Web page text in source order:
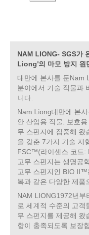
NAM LIONG- SGS가
Liong'의 마모 방지 원
대만에 본사를 둔Nam
분야에서 기술 직물과
니다.
Nam Liong대만에 본
안 산업용 직물, 보호
무 스펀지에 집중해 왔
을 갖춘 7가지 기술 지
FSC™(라이센스 코드:
고무 스펀지는 생명공
고무 스펀지인 BIO II™
복과 같은 다양한 제품
NAM LIONG1972년부
로 세계적 수준의 고객
무 스펀지를 제공해 왔
항이 충족되도록 보장